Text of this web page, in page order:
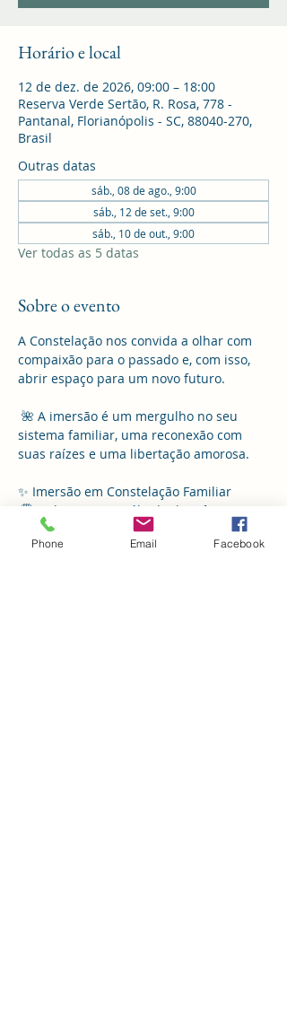
Horário e local
12 de dez. de 2026, 09:00 – 18:00
Reserva Verde Sertão, R. Rosa, 778 -
Pantanal, Florianópolis - SC, 88040-270,
Brasil
Outras datas
sáb., 08 de ago., 9:00
sáb., 12 de set., 9:00
sáb., 10 de out., 9:00
Ver todas as 5 datas
Sobre o evento
A Constelação nos convida a olhar com
compaixão para o passado e, com isso,
abrir espaço para um novo futuro.
sistema familiar, uma reconexão com
suas raízes e uma libertação amorosa.
✨ Imersão em Constelação Familiar
🗓️ Todo primeiro sábado do mês
Phone Email Facebook